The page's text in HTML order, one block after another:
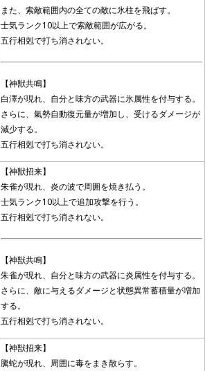
また、索敵範囲内の全ての敵に氷柱を飛ばす。
士気ランク10以上で索敵範囲が広がる。
五行相剋で打ち消されない。
【神獣共鳴】
白澤が現れ、自分と味方の武器に氷属性を付与する。
さらに、氣勢自動復元量が増加し、受けるダメージが
減少する。
五行相剋で打ち消されない。
【神獣招来】
朱雀が現れ、炎の波で周囲を焼き払う。
士気ランク10以上で追加攻撃を行う。
五行相剋で打ち消されない。
【神獣共鳴】
朱雀が現れ、自分と味方の武器に炎属性を付与する。
さらに、敵に与えるダメージと状態異常蓄積量が増加
する。
五行相剋で打ち消されない。
【神獣招来】
騰蛇が現れ、周囲に毒をまき散らす。